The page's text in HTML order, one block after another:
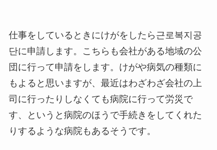
仕事をしているときにけがをしたら근로복지공
단に申請します。こちらも会社がある地域の公
団に行って申請をします。けがや病気の種類に
もよると思いますが、最近はわざわざ会社の上
司に行ったりしなくても病院に行って労災で
す、というと病院のほうで手続きをしてくれた
りするような病院もあるそうです。